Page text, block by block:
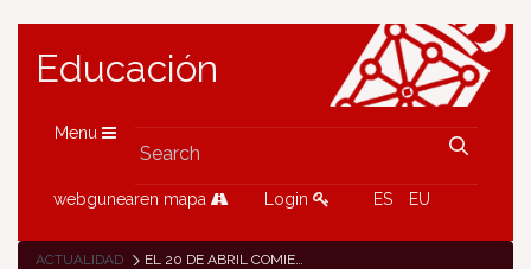
Educación
Menu
webgunearen mapa Login ES EU
ACTUALIDAD EL 20 DE ABRIL COMIENZA EL FORO: “NUEVO CURRÍCULO PARA NUEVOS DESAFÍOS” ORGANIZADO POR EL MINISTERIO DE EDUCACIÓN Y FORMACIÓN PROFESIONAL